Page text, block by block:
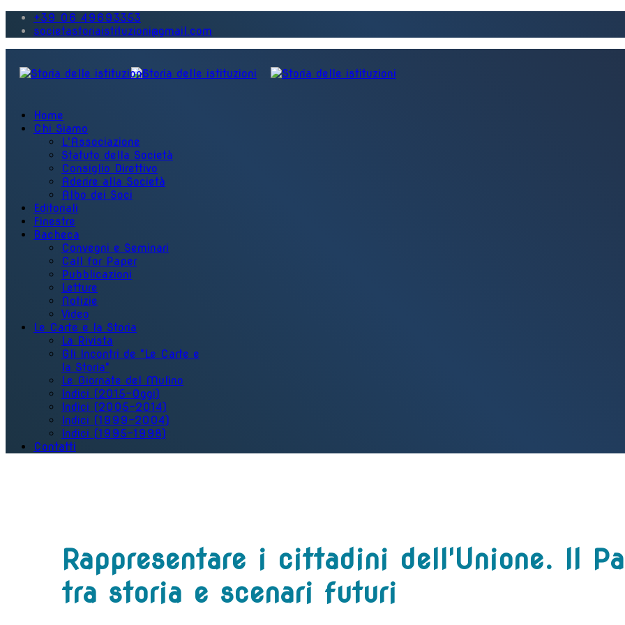
+39 06 49693353
societastoriaistituzioni@gmail.com
Home
Chi Siamo
L'Associazione
Statuto della Società
Consiglio Direttivo
Aderire alla Società
Albo dei Soci
Editoriali
Finestre
Bacheca
Convegni e Seminari
Call for Paper
Pubblicazioni
Letture
Notizie
Video
Le Carte e la Storia
La Rivista
Gli Incontri de "Le Carte e
la Storia"
Le Giornate del Mulino
Indici (2015-Oggi)
Indici (2005-2014)
Indici (1999-2004)
Indici (1995-1998)
Contatti
Rappresentare i cittadini dell'Unione. Il
tra storia e scenari futuri